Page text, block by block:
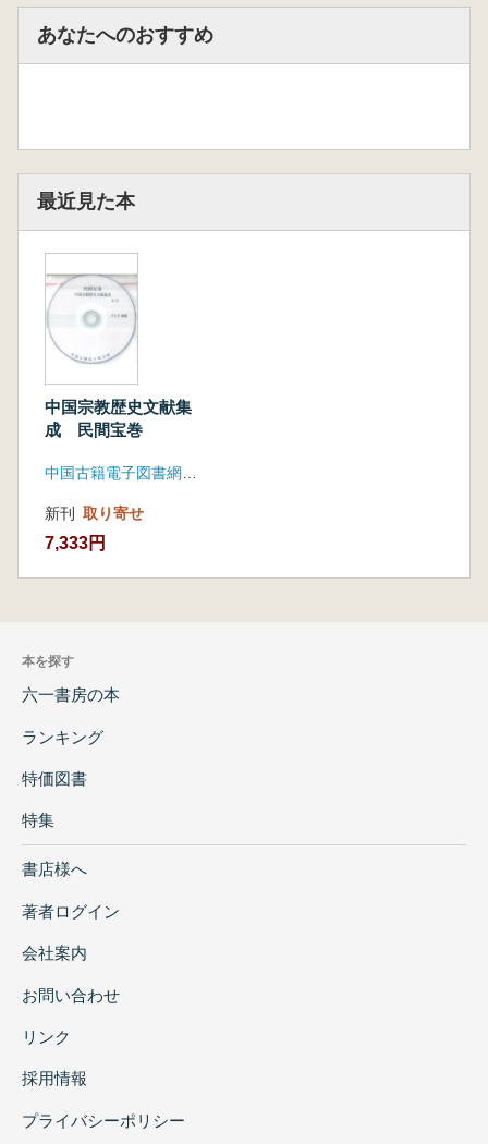
あなたへのおすすめ
最近見た本
中国宗教歴史文献集
成 民間宝巻
新刊 取り寄せ
7,333円
本を探す
六一書房の本
ランキング
特価図書
特集
書店様へ
著者ログイン
会社案内
お問い合わせ
リンク
採用情報
プライバシーポリシー